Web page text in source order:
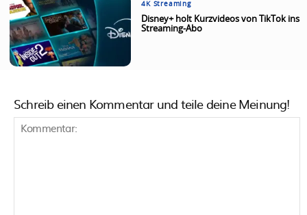
4K Streaming
Disney+ holt Kurzvideos von TikTok ins
Streaming-Abo
Schreib einen Kommentar und teile deine Meinung!